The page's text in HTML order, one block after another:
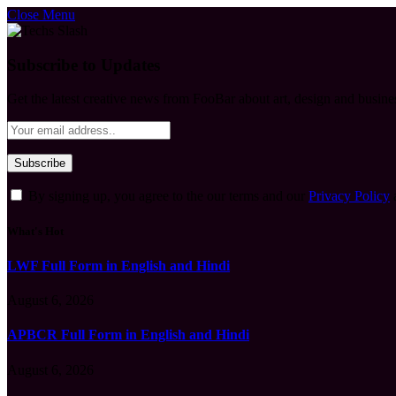
Close Menu
Privacy Policy
LWF Full Form in English and Hindi
APBCR Full Form in English and Hindi